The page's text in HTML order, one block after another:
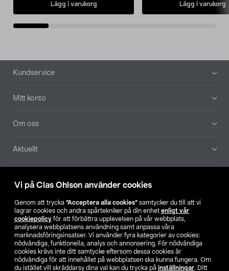
Vi på Clas Ohlson använder cookies
Genom att trycka ”Acceptera alla cookies” samtycker du till att vi
lagrar cookies och andra spårtekniker på din enhet enligt vår
cookiepolicy för att förbättra upplevelsen på vår webbplats,
analysera webbplatsens användning samt anpassa våra
marknadsföringsinsatser. Vi använder fyra kategorier av cookies:
nödvändiga, funktionella, analys och annonsering. För nödvändiga
cookies krävs inte ditt samtycke eftersom dessa cookies är
nödvändiga för att innehållet på webbplatsen ska kunna fungera. Om
du istället vill skräddarsy dina val kan du trycka på inställningar. Ditt
Lägg i varukorg Lägg i varukorg
Sidfot
Kundservice
Mitt konto
Om oss
Aktuellt
Hitta butik
SE NO FI